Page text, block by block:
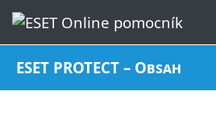
ESET PROTECT – Obsah